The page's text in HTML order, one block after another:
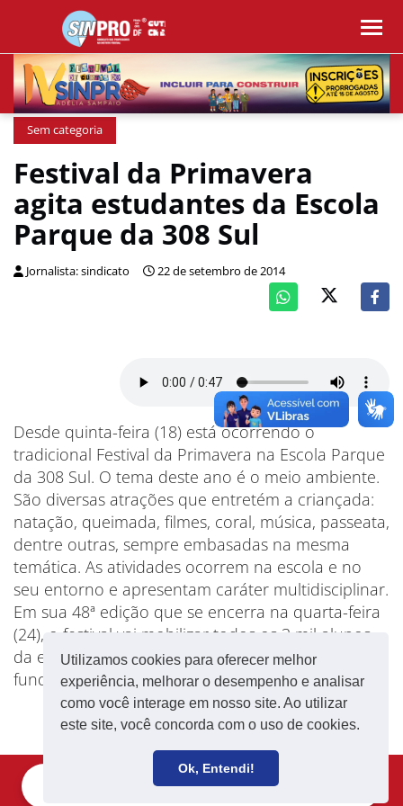
Utilizamos cookies para oferecer melhor
experiência, melhorar o desempenho e analisar
como você interage em nosso site. Ao utilizar
este site, você concorda com o uso de cookies.
Ok, Entendi!
Sem categoria
Festival da Primavera
agita estudantes da Escola
Parque da 308 Sul
Jornalista: sindicato 22 de setembro de 2014
Desde quinta-feira (18) está ocorrendo o
tradicional Festival da Primavera na Escola Parque
da 308 Sul. O tema deste ano é o meio ambiente.
São diversas atrações que entretém a criançada:
natação, queimada, filmes, coral, música, passeata,
dentre outras, sempre embasadas na mesma
temática. As atividades ocorrem na escola e no
seu entorno e apresentam caráter multidisciplinar.
Em sua 48ª edição que se encerra na quarta-feira
(24), o festival vai mobilizar todos os 3 mil alunos
da escola, do 1° ao 5° ano do ensino
fundamental.
Receba notícias